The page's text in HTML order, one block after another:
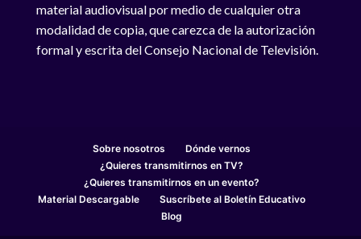
material audiovisual por medio de cualquier otra
modalidad de copia, que carezca de la autorización
formal y escrita del Consejo Nacional de Televisión.
Sobre nosotros
Dónde vernos
¿Quieres transmitirnos en TV?
¿Quieres transmitirnos en un evento?
Material Descargable
Suscríbete al Boletín Educativo
Blog